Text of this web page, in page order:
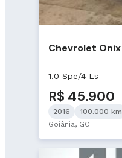
Chevrolet Onix
1.0 Spe/4 Ls
R$ 45.900
2016
100.000 km
Goiânia, GO